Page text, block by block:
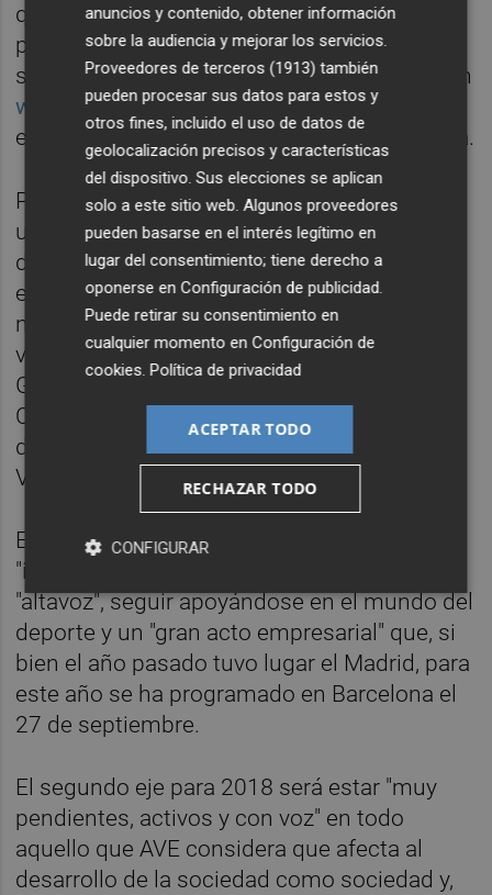
que la Asamblea General de AVE ha
planificado en su hoja de ruta para este año
seguir impulsando el canal de comunicación
www.elcorredormediterraneo.com, y con ello
exigiendo la finalización de la infraestructura.
Para ello, ha diseñado un plan que incluye
una "acción itinerante" que se iniciará el 12
de abril en Algeciras, con un acto
empresarial y, a partir de ahí un viaje de
nueve etapas que estará día y medio --
viernes y sábado hasta mediodía-- en
Granada, Málaga, Cartagena, Lorca, Alicante,
Castellón, Reus y Martorell. Además, habrá
dos 'chequeos' semestrales: el 3 de julio en
València y el 19 de noviembre en La Encina.
En la misma línea, prevé mantener su
"intensidad" en redes sociales como
"altavoz", seguir apoyándose en el mundo del
deporte y un "gran acto empresarial" que, si
bien el año pasado tuvo lugar el Madrid, para
este año se ha programado en Barcelona el
27 de septiembre.
El segundo eje para 2018 será estar "muy
pendientes, activos y con voz" en todo
aquello que AVE considera que afecta al
desarrollo de la sociedad como sociedad y,
anuncios y contenido, obtener información
sobre la audiencia y mejorar los servicios.
Proveedores de terceros (1913) también
pueden procesar sus datos para estos y
otros fines, incluido el uso de datos de
geolocalización precisos y características
del dispositivo. Sus elecciones se aplican
solo a este sitio web. Algunos proveedores
pueden basarse en el interés legítimo en
lugar del consentimiento; tiene derecho a
oponerse enConfiguración de publicidad
Puede retirar su consentimiento en
cualquier momento enConfiguración de
cookies .Política de privacidad
ACEPTAR TODO
RECHAZAR TODO
CONFIGURAR